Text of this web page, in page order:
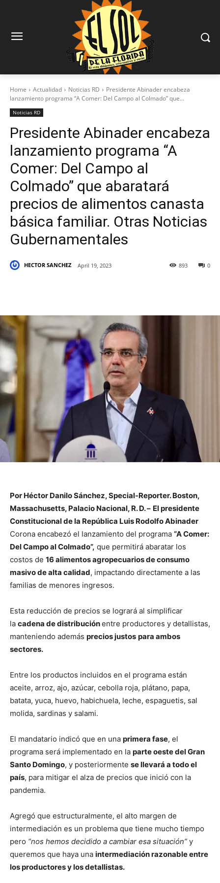
Home Actualidad Noticias RD
Presidente Abinader encabeza
lanzamiento programa “A Comer: Del Campo al Colmado” que...
Noticias RD
Presidente Abinader encabeza
lanzamiento programa “A
Comer: Del Campo al
Colmado” que abaratará
precios de alimentos canasta
básica familiar. Otras Noticias
Gubernamentales
HECTOR SANCHEZ April 19, 2023 0
893
Por Héctor Danilo Sánchez, Special-Reporter. Boston,
Massachusetts, Palacio Nacional, R. D. – El presidente
Constitucional de la República Luis Rodolfo Abinader
Corona encabezó el lanzamiento del programa “A Comer:
Del Campo al Colmado”, que permitirá abaratar los
costos de 16 alimentos agropecuarios de consumo
masivo de alta calidad, impactando directamente a las
familias de menores ingresos.
Esta reducción de precios se logrará al simplificar
la cadena de distribuciónentre productores y detallistas,
manteniendo además precios justos para ambos
sectores.
Entre los productos incluidos en el programa están
aceite, arroz, ajo, azúcar, cebolla roja, plátano, papa,
batata, yuca, huevo, habichuela, leche, espaguetis, sal
molida, sardinas y salami.
El mandatario indicó que en una primera fase, el
programa será implementado en la parte oeste del Gran
Santo Domingo, y posteriormente se llevará a todo el
país, para mitigar el alza de precios que inició con la
pandemia.
Agregó que estructuralmente, el alto margen de
intermediación es un problema que tiene mucho tiempo
pero “nos hemos decidido a cambiar esa situación” y
queremos que haya una intermediación razonable entre
los productores y los detallistas.